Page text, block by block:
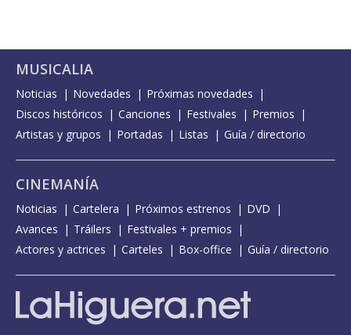
MUSICALIA
Noticias Novedades
Próximas novedades
Discos históricos
Canciones Festivales
Premios
Artistas y grupos
Portadas Listas Guía / directorio
CINEMANÍA
Noticias Cartelera Próximos estrenos
DVD
Avances
Tráilers
Festivales + premios
Actores y actrices
Carteles Box-office Guía / directorio